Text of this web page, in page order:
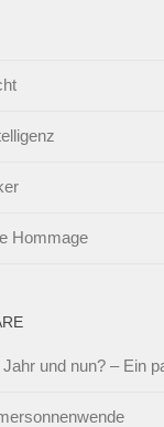
Hommage
und nun? – Ein